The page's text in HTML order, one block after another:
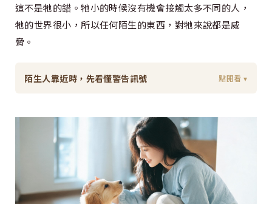
這不是牠的錯。牠小的時候沒有機會接觸太多不同的人，
牠的世界很小，所以任何陌生的東西，對牠來說都是威
脅。
陌生人靠近時，先看懂警告訊號 點開看 ▾